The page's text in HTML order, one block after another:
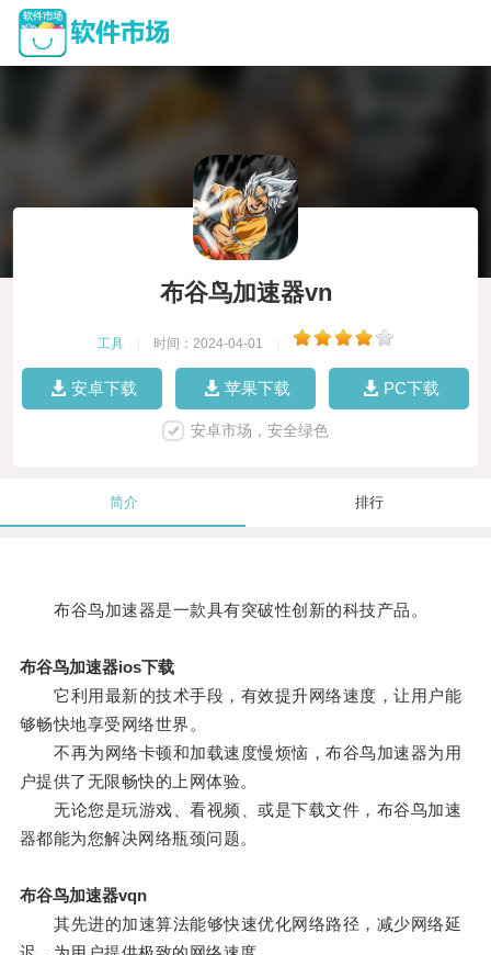
布谷鸟加速器vn
工具 时间：2024-04-01
安卓下载 苹果下载 PC下载
安卓市场，安全绿色
简介 排行
布谷鸟加速器是一款具有突破性创新的科技产品。
布谷鸟加速器ios下载
它利用最新的技术手段，有效提升网络速度，让用户能
够畅快地享受网络世界。
不再为网络卡顿和加载速度慢烦恼，布谷鸟加速器为用
户提供了无限畅快的上网体验。
无论您是玩游戏、看视频、或是下载文件，布谷鸟加速
器都能为您解决网络瓶颈问题。
布谷鸟加速器vqn
其先进的加速算法能够快速优化网络路径，减少网络延